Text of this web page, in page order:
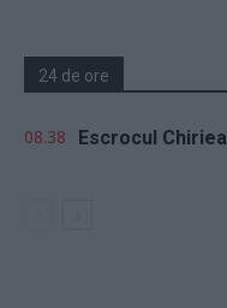
24 de ore
08.38 Escrocul